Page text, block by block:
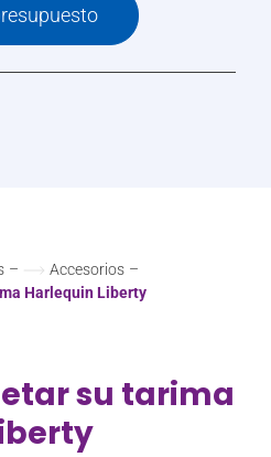
– Accesorios –
Harlequin Liberty
su tarima